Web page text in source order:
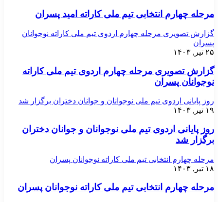
مرحله چهارم انتخابی تیم ملی کاراته امید پسران
گزارش تصویری مرحله چهارم اردوی تیم ملی کاراته نوجوانان
پسران
۲۵ تیر, ۱۴۰۳
گزارش تصویری مرحله چهارم اردوی تیم ملی کاراته
نوجوانان پسران
روز پایانی اردوی تیم ملی نوجوانان و جوانان دختران برگزار شد
۱۹ تیر, ۱۴۰۳
روز پایانی اردوی تیم ملی نوجوانان و جوانان دختران
برگزار شد
مرحله چهارم انتخابی تیم ملی کاراته نوجوانان پسران
۱۸ تیر, ۱۴۰۳
مرحله چهارم انتخابی تیم ملی کاراته نوجوانان پسران